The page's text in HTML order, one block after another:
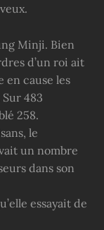
Minji. Bien
d’un roi ait
en cause les
483
258.
le
un nombre
dans son
essayait de